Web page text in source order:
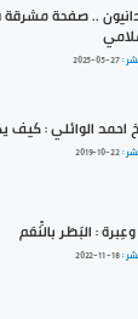
.. صفحة مشرقة
:
2025-05-27
احمد الوائلي : كيف
:
2019-10-22
: البَطَر بالنِّعَم
:
2022-11-18